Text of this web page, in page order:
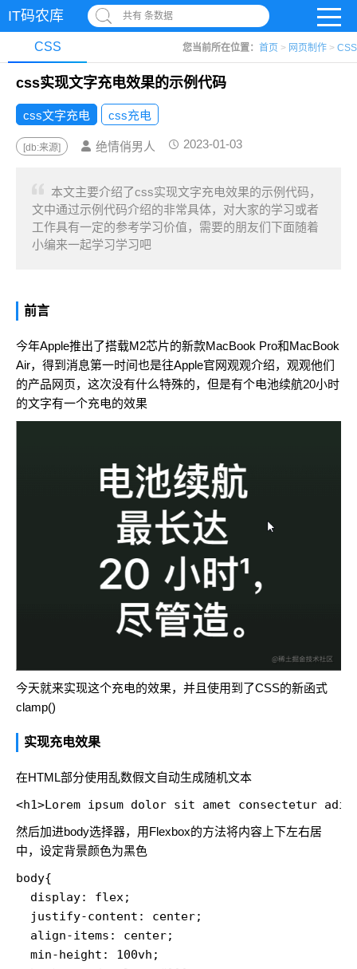
IT码农库 共有 条数据
您当前所在位置： 首页 > 网页制作 > CSS
CSS
css实现文字充电效果的示例代码
css文字充电 css充电
[db:来源] 绝情俏男人 2023-01-03
本文主要介绍了css实现文字充电效果的示例代码，
文中通过示例代码介绍的非常具体，对大家的学习或者
工作具有一定的参考学习价值，需要的朋友们下面随着
小编来一起学习学习吧
前言
今年Apple推出了搭载M2芯片的新款MacBook Pro和MacBook
Air，得到消息第一时间也是往Apple官网观观介绍，观观他们
的产品网页，这次没有什么特殊的，但是有个电池续航20小时
的文字有一个充电的效果
今天就来实现这个充电的效果，并且使用到了CSS的新函式
clamp()
实现充电效果
在HTML部分使用乱数假文自动生成随机文本
<h1>Lorem ipsum dolor sit amet consectetur
然后加进body选择器，用Flexbox的方法将内容上下左右居
中，设定背景颜色为黑色
body{
  display: flex;
  justify-content: center;
  align-items: center;
  min-height: 100vh;